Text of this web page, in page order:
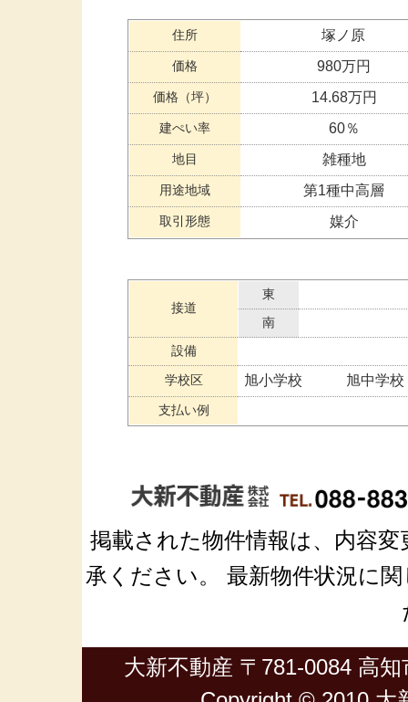
住所 塚ノ原
価格 980万円
価格（坪） 14.68万円
建ぺい率 60％
地目 雑種地
用途地域 第1種中高層
取引形態 媒介
接道
東
南
設備
学校区
旭小学校 旭中学校
支払い例
掲載された物件情報は、内容
承ください。 最新物件状況に
大新不動産 〒781-0084 高